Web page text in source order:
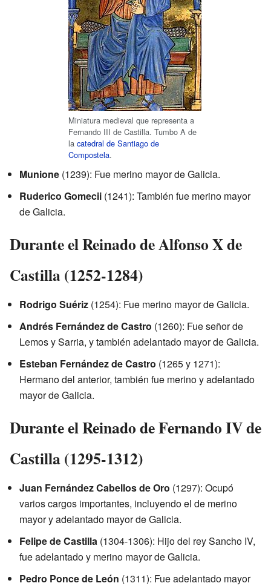
Miniatura medieval que representa a
Fernando III de Castilla. Tumbo A de
la catedral de Santiago de
Compostela.
Munione (1239): Fue merino mayor de Galicia.
Ruderico Gomecii (1241): También fue merino mayor
de Galicia.
Durante el Reinado de Alfonso X de
Castilla (1252-1284)
Rodrigo Suériz (1254): Fue merino mayor de Galicia.
Andrés Fernández de Castro (1260): Fue señor de
Lemos y Sarria, y también adelantado mayor de Galicia.
Esteban Fernández de Castro (1265 y 1271):
Hermano del anterior, también fue merino y adelantado
mayor de Galicia.
Durante el Reinado de Fernando IV de
Castilla (1295-1312)
Juan Fernández Cabellos de Oro (1297): Ocupó
varios cargos importantes, incluyendo el de merino
mayor y adelantado mayor de Galicia.
Felipe de Castilla (1304-1306): Hijo del rey Sancho IV,
fue adelantado y merino mayor de Galicia.
Pedro Ponce de León (1311): Fue adelantado mayor